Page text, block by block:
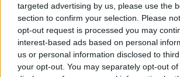
targeted advertising by us, please use the
section to confirm your selection. Please
opt-out request is processed you may
interest-based ads based on personal
us or personal information disclosed to
your opt-out. You may separately opt-out
Ως εκ τούτου, απορρίπτουμε
κατηγορηματικά τις δηλώσεις
Δικαιοσύνης που αποδίδουν
στους «τέσσερις ιδιώτες», πριν
ολοκληρωθεί η δικαστική